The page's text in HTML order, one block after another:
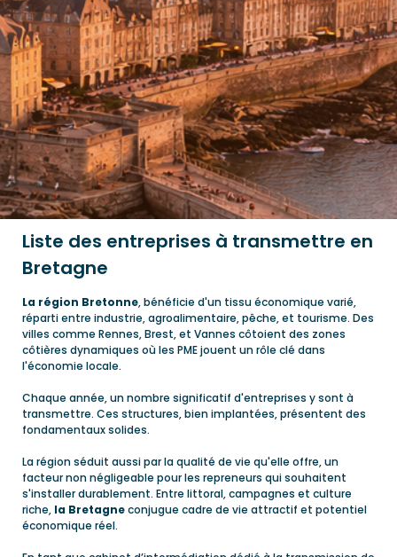
Liste des entreprises à transmettre en
Bretagne
La région Bretonne, bénéficie d'un tissu économique varié,
réparti entre industrie, agroalimentaire, pêche, et tourisme. Des
villes comme Rennes, Brest, et Vannes côtoient des zones
côtières dynamiques où les PME jouent un rôle clé dans
l'économie locale.
Chaque année, un nombre significatif d'entreprises y sont à
transmettre. Ces structures, bien implantées, présentent des
fondamentaux solides.
La région séduit aussi par la qualité de vie qu'elle offre, un
facteur non négligeable pour les repreneurs qui souhaitent
s'installer durablement. Entre littoral, campagnes et culture
riche, la Bretagneconjugue cadre de vie attractif et potentiel
économique réel.